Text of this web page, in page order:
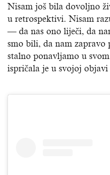
Nisam još bila dovoljno
u retrospektivi. Nisam
— da nas ono liječi, da
smo bili, da nam zapravo
stalno ponavljamo u
ispričala je u svojoj objavi